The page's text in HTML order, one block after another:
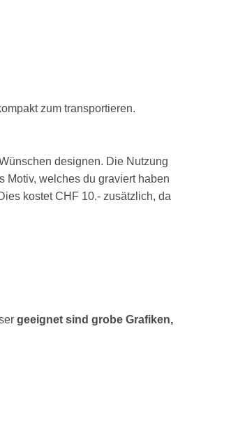
zum transportieren.
designen. Die Nutzung
Motiv, welches du graviert haben
kostet CHF 10.- zusätzlich, da
geeignet sind grobe Grafiken,